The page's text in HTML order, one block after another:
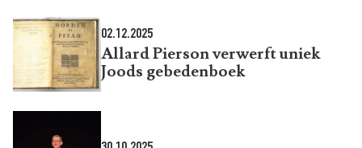
02.12.2025
Allard Pierson verwerft uniek
Joods gebedenboek